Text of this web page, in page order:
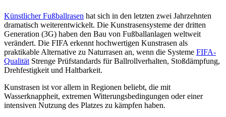
Künstlicher Fußballrasen hat sich in den letzten zwei Jahrzehnten
dramatisch weiterentwickelt. Die Kunstrasensysteme der dritten
Generation (3G) haben den Bau von Fußballanlagen weltweit
verändert. Die FIFA erkennt hochwertigen Kunstrasen als
praktikable Alternative zu Naturrasen an, wenn die Systeme FIFA-
Qualität Strenge Prüfstandards für Ballrollverhalten, Stoßdämpfung,
Drehfestigkeit und Haltbarkeit.
Kunstrasen ist vor allem in Regionen beliebt, die mit
Wasserknappheit, extremen Witterungsbedingungen oder einer
intensiven Nutzung des Platzes zu kämpfen haben.